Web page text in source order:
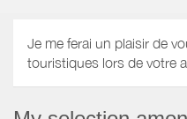
Je me ferai un plaisir de
touristiques lors de votre